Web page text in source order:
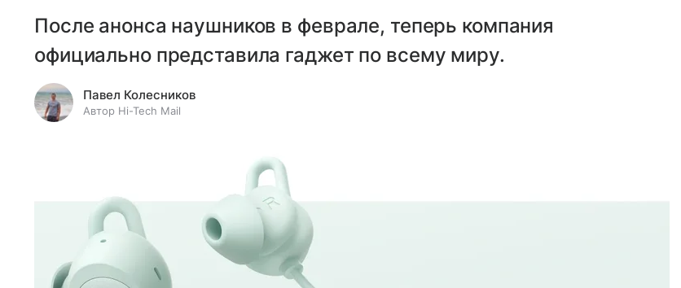
После анонса наушников в феврале, теперь компания
официально представила гаджет по всему миру.
Павел Колесников
Автор Hi-Tech Mail